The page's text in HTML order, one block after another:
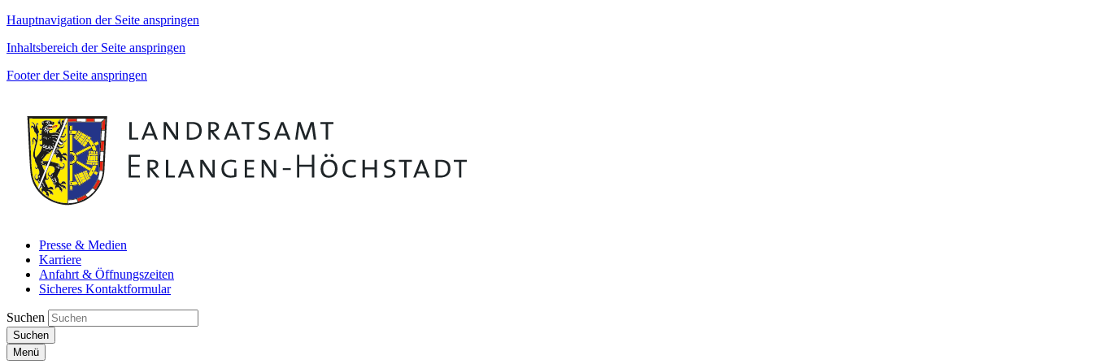
Hauptnavigation der Seite anspringen
Inhaltsbereich der Seite anspringen
Footer der Seite anspringen
Presse & Medien
Karriere
Anfahrt & Öffnungszeiten
Sicheres Kontaktformular
Suchen
Suchen
Menü